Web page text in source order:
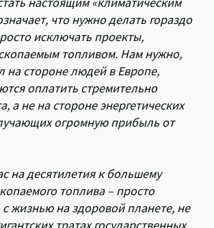
что нужно делать гораздо
исключать проекты,
топливом. Нам нужно,
на стороне людей в Европе,
оплатить стремительно
а не на стороне энергетических
огромную прибыль от
на десятилетия к большему
топлива – просто
жизнью на здоровой планете, не
тратах государственных